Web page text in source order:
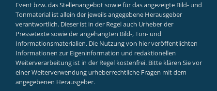
Event bzw. das Stellenangebot sowie für das angezeigte Bild- und
Tonmaterial ist allein der jeweils angegebene Herausgeber
verantwortlich. Dieser ist in der Regel auch Urheber der
Pressetexte sowie der angehängten Bild-, Ton- und
Informationsmaterialien. Die Nutzung von hier veröffentlichten
Informationen zur Eigeninformation und redaktionellen
Weiterverarbeitung ist in der Regel kostenfrei. Bitte klären Sie vor
einer Weiterverwendung urheberrechtliche Fragen mit dem
angegebenen Herausgeber.